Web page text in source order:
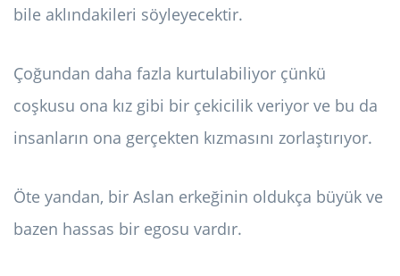
bile aklındakileri söyleyecektir.
Çoğundan daha fazla kurtulabiliyor çünkü
coşkusu ona kız gibi bir çekicilik veriyor ve bu da
insanların ona gerçekten kızmasını zorlaştırıyor.
Öte yandan, bir Aslan erkeğinin oldukça büyük ve
bazen hassas bir egosu vardır.